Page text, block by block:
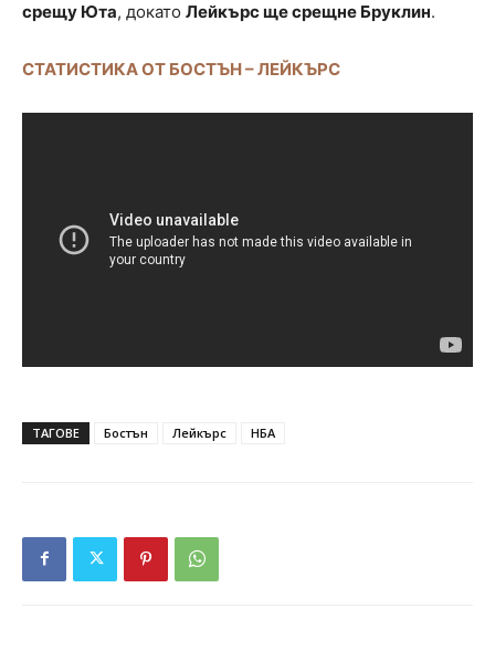
срещу Юта, докато Лейкърс ще срещне Бруклин.
СТАТИСТИКА ОТ БОСТЪН – ЛЕЙКЪРС
ТАГОВЕ Бостън Лейкърс НБА